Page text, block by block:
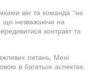
він та команда "не
що незважаючи на
контракт та
питань. Мені
в багатьох аспектах.